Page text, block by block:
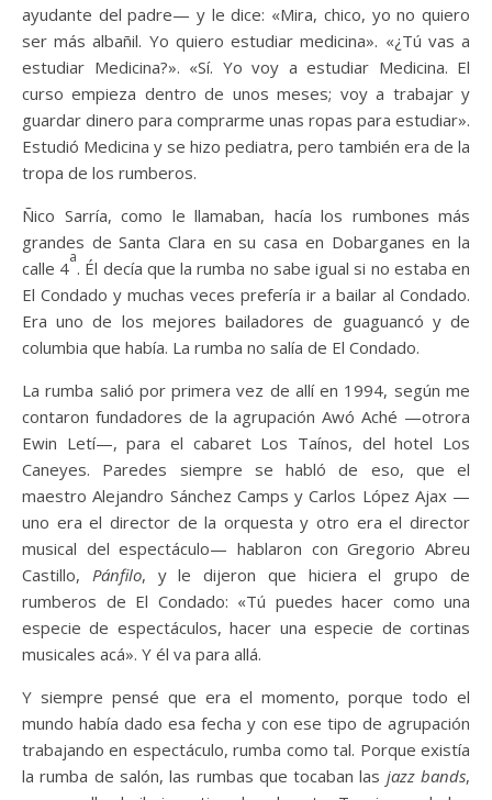
ayudante del padre— y le dice: «Mira, chico, yo no quiero
ser más albañil. Yo quiero estudiar medicina». «¿Tú vas a
estudiar Medicina?». «Sí. Yo voy a estudiar Medicina. El
curso empieza dentro de unos meses; voy a trabajar y
guardar dinero para comprarme unas ropas para estudiar».
Estudió Medicina y se hizo pediatra, pero también era de la
tropa de los rumberos.
Ñico Sarría, como le llamaban, hacía los rumbones más
grandes de Santa Clara en su casa en Dobarganes en la
calle 4
a
. Él decía que la rumba no sabe igual si no estaba en
El Condado y muchas veces prefería ir a bailar al Condado.
Era uno de los mejores bailadores de guaguancó y de
columbia que había. La rumba no salía de El Condado.
La rumba salió por primera vez de allí en 1994, según me
contaron fundadores de la agrupación Awó Aché —otrora
Ewin Letí—, para el cabaret Los Taínos, del hotel Los
Caneyes. Paredes siempre se habló de eso, que el
maestro Alejandro Sánchez Camps y Carlos López Ajax —
uno era el director de la orquesta y otro era el director
musical del espectáculo— hablaron con Gregorio Abreu
Castillo, Pánfilo, y le dijeron que hiciera el grupo de
rumberos de El Condado: «Tú puedes hacer como una
especie de espectáculos, hacer una especie de cortinas
musicales acá». Y él va para allá.
Y siempre pensé que era el momento, porque todo el
mundo había dado esa fecha y con ese tipo de agrupación
trabajando en espectáculo, rumba como tal. Porque existía
la rumba de salón, las rumbas que tocaban las jazz bands,